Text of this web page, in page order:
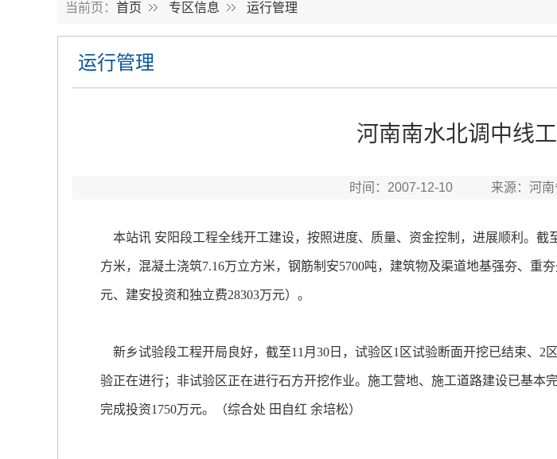
当前页： 首页 专区信息 运行管理
运行管理
河南南水北调中线
时间：2007-12-10 来源：河
本站讯 安阳段工程全线开工建设，按照进度、质量、资金控制，进展顺利。截
方米，混凝土浇筑7.16万立方米，钢筋制安5700吨，建筑物及渠道地基强夯、重
元、建安投资和独立费28303万元）。
新乡试验段工程开局良好，截至11月30日，试验区1区试验断面开挖已结束、2
验正在进行；非试验区正在进行石方开挖作业。施工营地、施工道路建设已基本
完成投资1750万元。（综合处 田自红 余培松）